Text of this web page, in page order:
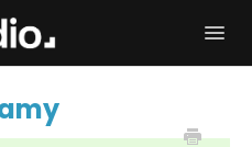
Kontakt